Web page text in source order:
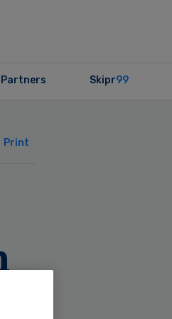
Partners Skipr99
Print